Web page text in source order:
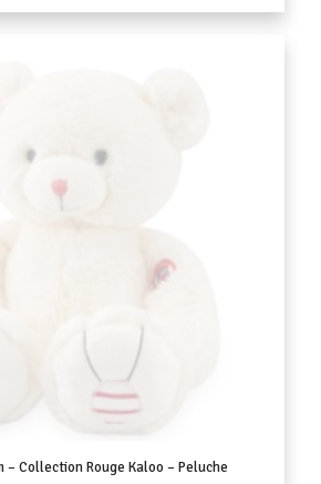
– Collection Rouge Kaloo – Peluche